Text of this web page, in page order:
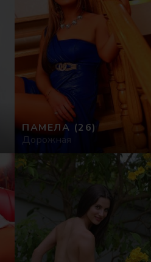
ПАМЕЛА (26)
Дорожная